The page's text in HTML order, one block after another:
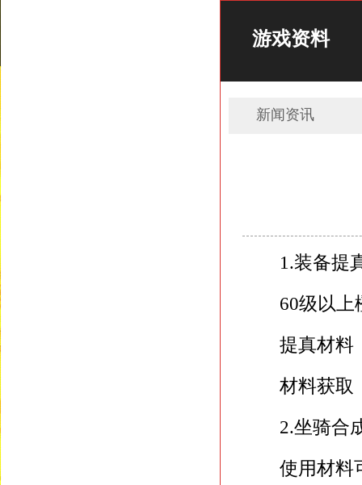
游戏资料
新闻资讯
1.装备提
60级以上
提真材料：
材料获取：
2.坐骑合
使用材料可